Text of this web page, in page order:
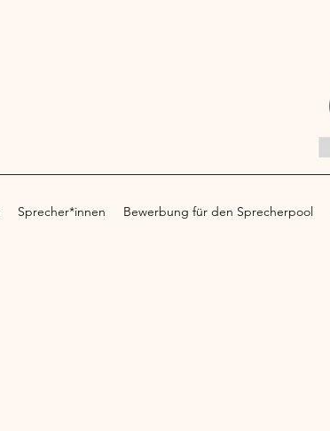
Sprecher*innen Bewerbung für den Sprecherpool